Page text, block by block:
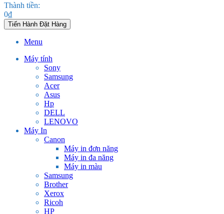
Thành tiền:
0₫
Tiến Hành Đặt Hàng
Menu
Máy tính
Sony
Samsung
Acer
Asus
Hp
DELL
LENOVO
Máy In
Canon
Máy in đơn năng
Máy in đa năng
Máy in màu
Samsung
Brother
Xerox
Ricoh
HP